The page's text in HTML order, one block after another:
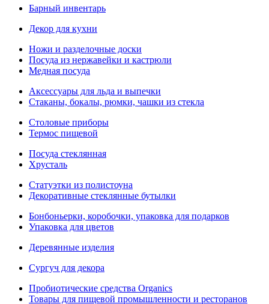
Барный инвентарь
Декор для кухни
Ножи и разделочные доски
Посуда из нержавейки и кастрюли
Медная посуда
Аксессуары для льда и выпечки
Стаканы, бокалы, рюмки, чашки из стекла
Столовые приборы
Термос пищевой
Посуда стеклянная
Хрусталь
Статуэтки из полистоуна
Декоративные стеклянные бутылки
Бонбоньерки, коробочки, упаковка для подарков
Упаковка для цветов
Деревянные изделия
Сургуч для декора
Пробиотические средства Organics
Товары для пищевой промышленности и ресторанов